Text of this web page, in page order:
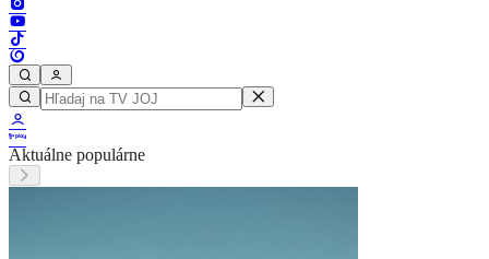
Aktuálne populárne